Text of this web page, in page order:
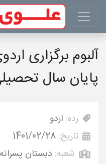
آلبوم برگزاری
پایان سال
رده: اردو
تاریخ: 1401/02/28
شعبه: دبستان